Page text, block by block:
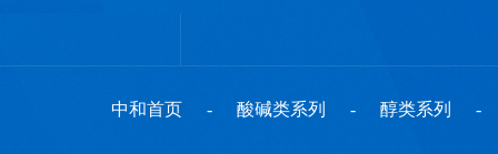
中和首页 - 酸碱类系列 - 醇类系列 -